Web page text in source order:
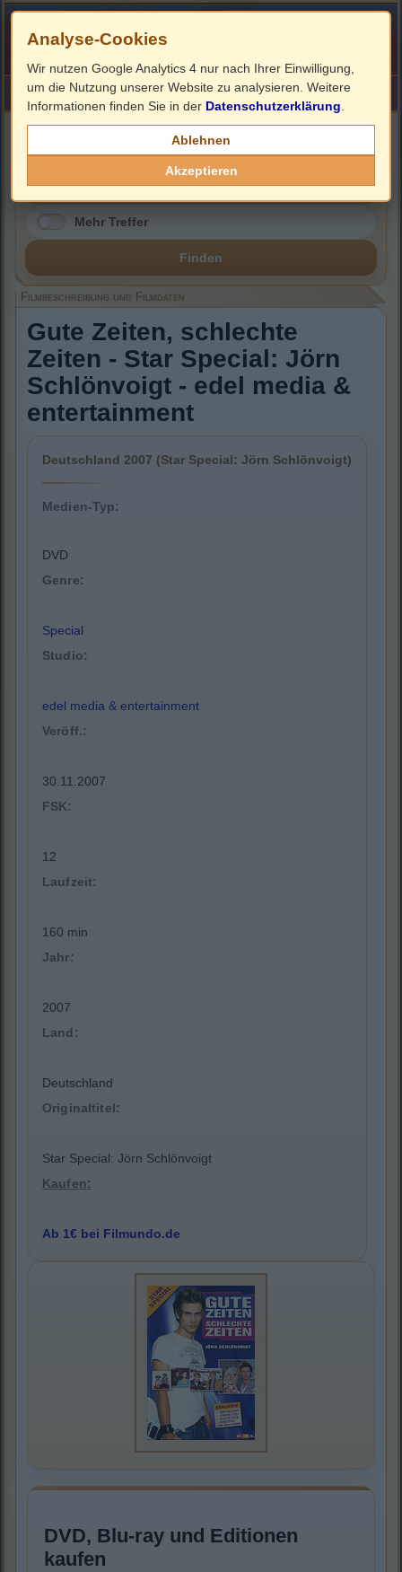
HOME ImpressumLinks
Filmbeschreibung, Cover & DVD Infos
Mehr Treffer
Finden
Filmbeschreibung und Filmdaten
Gute Zeiten, schlechte
Zeiten - Star Special: Jörn
Schlönvoigt - edel media &
entertainment
Deutschland 2007 (Star Special: Jörn Schlönvoigt)
Medien-Typ:
DVD
Genre:
Special
Studio:
edel media & entertainment
Veröff.:
30.11.2007
FSK:
12
Laufzeit:
160 min
Jahr:
2007
Land:
Deutschland
Originaltitel:
Star Special: Jörn Schlönvoigt
Kaufen:
Ab 1€ bei Filmundo.de
DVD, Blu-ray und Editionen
kaufen
Analyse-Cookies
Wir nutzen Google Analytics 4 nur nach Ihrer Einwilligung,
um die Nutzung unserer Website zu analysieren. Weitere
Informationen finden Sie in der Datenschutzerklärung
Ablehnen
Akzeptieren